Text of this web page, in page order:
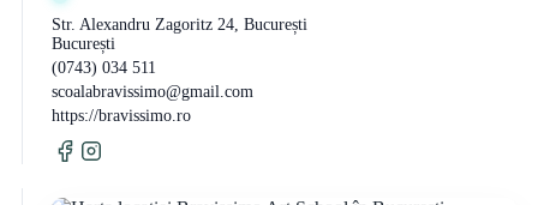
Str. Alexandru Zagoritz 24, București
București
(0743) 034 511
scoalabravissimo@gmail.com
https://bravissimo.ro